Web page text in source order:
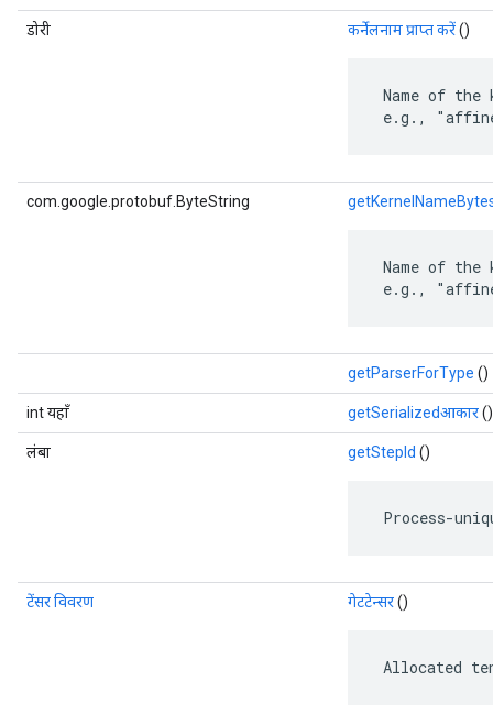
डोरी कर्नेलनाम प्राप्त करें()
Name of
e.g.,
com.google.protobuf.ByteString
Name of
e.g.,
getParserForType ()
int यहाँ getSerializedआकार()
लंबा getStepId ()
Process-
टेंसर विवरण गेटटेन्सर()
Allocated